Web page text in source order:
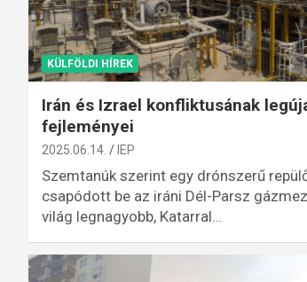
KÜLFÖLDI HÍREK
Irán és Izrael konfliktusának
fejleményei
2025.06.14. IEP
Szemtanúk szerint egy drónszerű
csapódott be az iráni Dél-Parsz
világ legnagyobb, Katarral…